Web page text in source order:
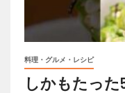
料理・グルメ・レシピ
しかもたった